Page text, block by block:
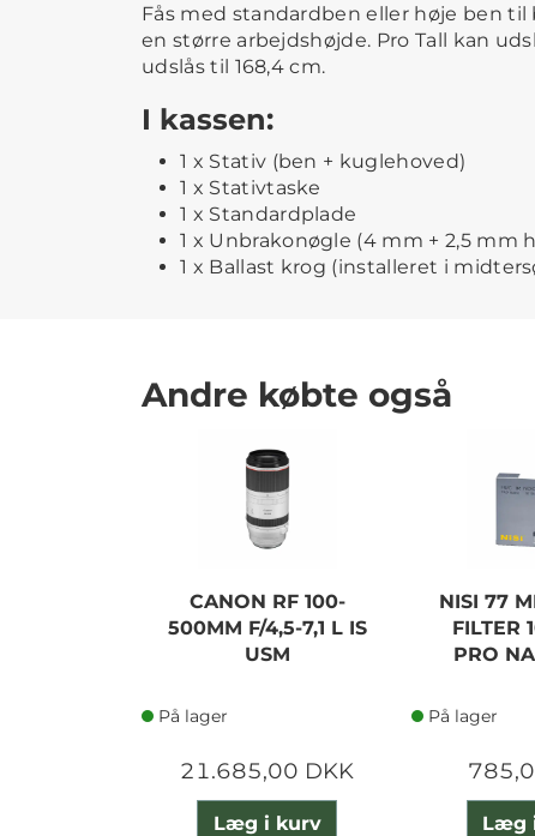
Fås med standardben eller høje ben
en større arbejdshøjde. Pro Tall kan
udslås til 168,4 cm.
I kassen:
1 x Stativ (ben + kuglehoved)
1 x Stativtaske
1 x Standardplade
1 x Unbrakonøgle (4 mm + 2,5 mm
1 x Ballast krog (installeret i
Andre købte også
CANON RF 100-
500MM F/4,5-7,1 L IS
USM
På lager
21.685,00 DKK
Læg i kurv
NISI 77
FILTER
PRO
På lager
Læg